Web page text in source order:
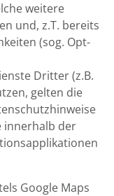
weitere
und, z.T. bereits
(sog. Opt-
Dritter (z.B.
gelten die
innerhalb der
Google Maps